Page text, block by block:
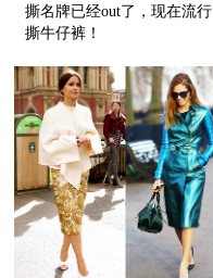
撕名牌已经out了，现在流行
撕牛仔裤！